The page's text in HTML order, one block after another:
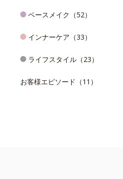
ベースメイク（52）
インナーケア（33）
ライフスタイル（23）
お客様エピソード（11）